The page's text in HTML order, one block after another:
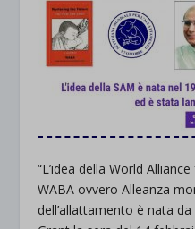
“L’idea della World
WABA ovvero Alleanza
dell’allattamento è nata